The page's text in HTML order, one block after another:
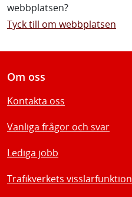
webbplatsen?
Tyck till om webbplatsen
Om oss
Kontakta oss
Vanliga frågor och svar
Lediga jobb
Trafikverkets visslarfunktion